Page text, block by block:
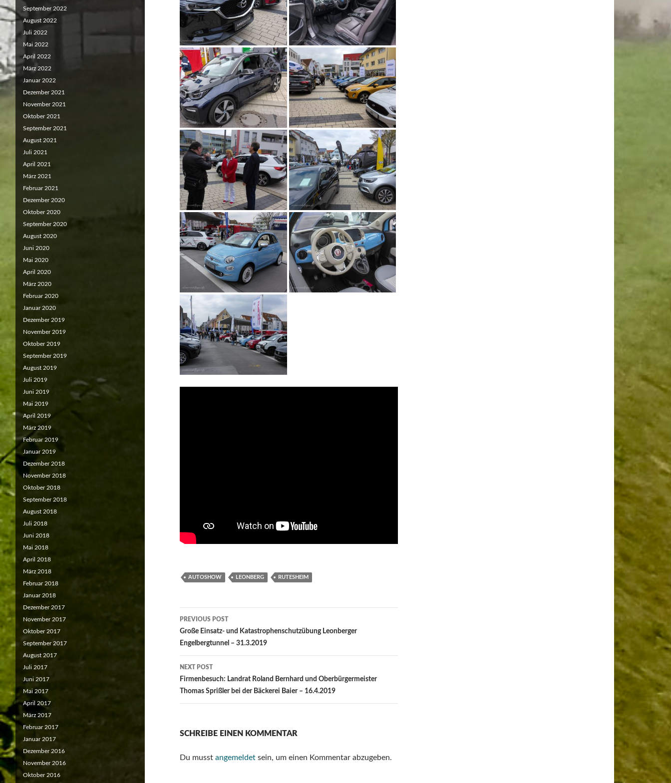
AUTOSHOW LEONBERG RUTESHEIM
Post
navigation
PREVIOUS POST
Große Einsatz- und Katastrophenschutzübung Leonberger
Engelbergtunnel – 31.3.2019
NEXT POST
Firmenbesuch: Landrat Roland Bernhard und Oberbürgermeister
Thomas Sprißler bei der Bäckerei Baier – 16.4.2019
SCHREIBE EINEN KOMMENTAR
Du musst angemeldet sein, um einen Kommentar abzugeben.
September 2022
August 2022
Juli 2022
Mai 2022
April 2022
März 2022
Januar 2022
Dezember 2021
November 2021
Oktober 2021
September 2021
August 2021
Juli 2021
April 2021
März 2021
Februar 2021
Dezember 2020
Oktober 2020
September 2020
August 2020
Juni 2020
Mai 2020
April 2020
März 2020
Februar 2020
Januar 2020
Dezember 2019
November 2019
Oktober 2019
September 2019
August 2019
Juli 2019
Juni 2019
Mai 2019
April 2019
März 2019
Februar 2019
Januar 2019
Dezember 2018
November 2018
Oktober 2018
September 2018
August 2018
Juli 2018
Juni 2018
Mai 2018
April 2018
März 2018
Februar 2018
Januar 2018
Dezember 2017
November 2017
Oktober 2017
September 2017
August 2017
Juli 2017
Juni 2017
Mai 2017
April 2017
März 2017
Februar 2017
Januar 2017
Dezember 2016
November 2016
Oktober 2016